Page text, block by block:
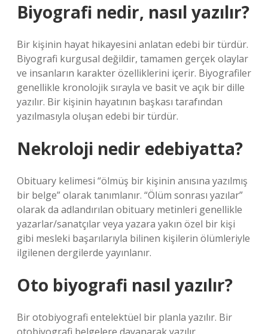
Biyografi nedir, nasıl yazılır?
Bir kişinin hayat hikayesini anlatan edebi bir türdür.
Biyografi kurgusal değildir, tamamen gerçek olaylar
ve insanların karakter özelliklerini içerir. Biyografiler
genellikle kronolojik sırayla ve basit ve açık bir dille
yazılır. Bir kişinin hayatının başkası tarafından
yazılmasıyla oluşan edebi bir türdür.
Nekroloji nedir edebiyatta?
Obituary kelimesi “ölmüş bir kişinin anısına yazılmış
bir belge” olarak tanımlanır. “Ölüm sonrası yazılar”
olarak da adlandırılan obituary metinleri genellikle
yazarlar/sanatçılar veya yazara yakın özel bir kişi
gibi mesleki başarılarıyla bilinen kişilerin ölümleriyle
ilgilenen dergilerde yayınlanır.
Oto biyografi nasıl yazılır?
Bir otobiyografi entelektüel bir planla yazılır. Bir